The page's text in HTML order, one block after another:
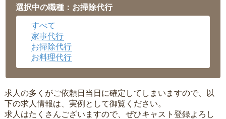
岡山県▼
広島県▼
沖縄県
選択中の職種：お掃除代行
すべて
家事代行
お掃除代行
お料理代行
求人の多くがご依頼日当日に確定してしまいますので、以
下の求人情報は、実例として御覧ください。
求人はたくさんございますので、ぜひキャスト登録よろし